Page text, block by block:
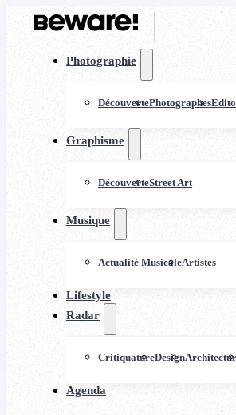
Photographie
DécouvertePhotographes
Graphisme
DécouverteStreet Art
Musique
Actualité MusicaleArtistes
Lifestyle
Radar
CritiquatureDesign
Agenda